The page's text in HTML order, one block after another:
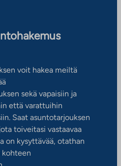
voit hakea meiltä
sekä vapaisiin ja
että varattuihin
Saat asuntotarjouksen
toiveitasi vastaavaa
on kysyttävää, otathan